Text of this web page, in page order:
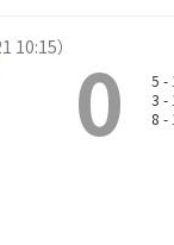
10:15） 0 5 -
3 -
8 -